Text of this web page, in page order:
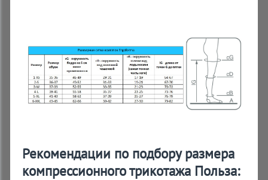
Рекомендации по подбору размера
компрессионного трикотажа Польза: